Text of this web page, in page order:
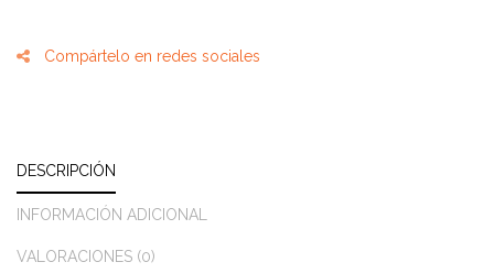
Compártelo en redes sociales
DESCRIPCIÓN
INFORMACIÓN ADICIONAL
VALORACIONES (0)